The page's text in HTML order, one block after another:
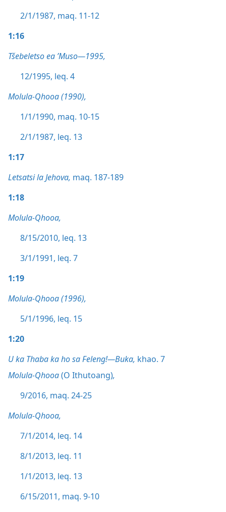
2/1/1987, maq. 11-12
1:16
Tšebeletso ea ’Muso—1995,
12/1995, leq. 4
Molula-Qhooa (1990),
1/1/1990, maq. 10-15
2/1/1987, leq. 13
1:17
Letsatsi la Jehova, maq. 187-189
1:18
Molula-Qhooa,
8/15/2010, leq. 13
3/1/1991, leq. 7
1:19
Molula-Qhooa (1996),
5/1/1996, leq. 15
1:20
U ka Thaba ka ho sa Feleng!—Buka, khao. 7
Molula-Qhooa(O Ithutoang),
9/2016, maq. 24-25
Molula-Qhooa,
7/1/2014, leq. 14
8/1/2013, leq. 11
1/1/2013, leq. 13
6/15/2011, maq. 9-10